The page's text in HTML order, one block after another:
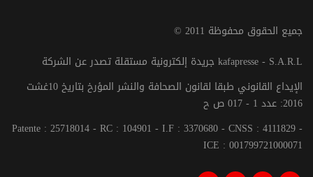
© جميع الحقوق محفوظة 2011
جريدة إلكترونية مستقلة تصدر عن الشركة kafapresse - S.A.R.L
الإيداع القانوني طبقا لقانون الصحافة والنشر المؤرخ بتاريخ 10غشت
2016: عدد 1 - 017 ص ح
Patente : 25718014 - RC : 104901 - I.F : 3370680 - CNSS : 4111829 -
ICE : 001799721000071